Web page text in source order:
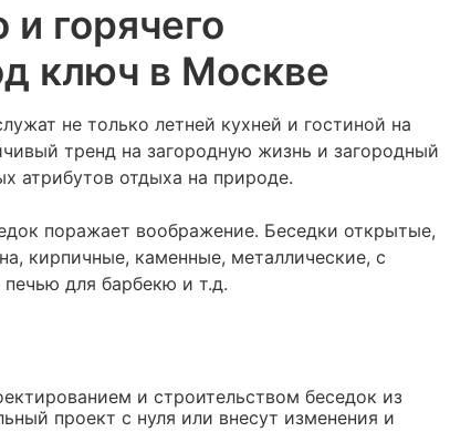
горячего
ключ в Москве
не только летней кухней и гостиной на
тренд на загородную жизнь и загородный
атрибутов отдыха на природе.
поражает воображение. Беседки открытые,
кирпичные, каменные, металлические, с
для барбекю и т.д.
и строительством беседок из
проект с нуля или внесут изменения и